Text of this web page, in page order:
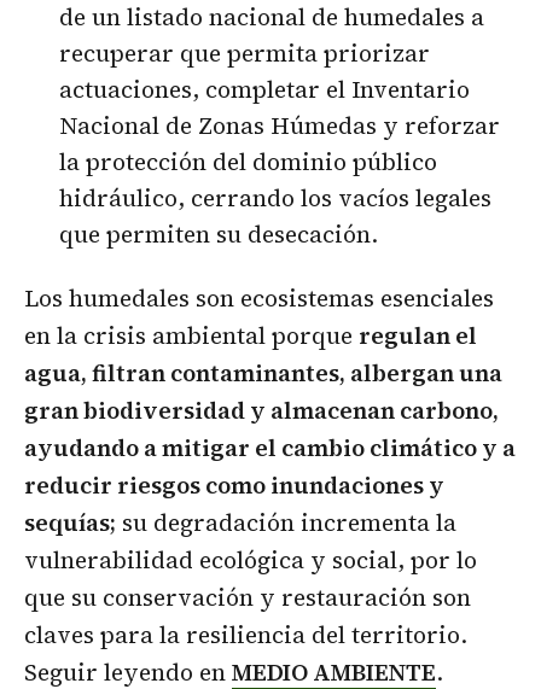
de un listado nacional de humedales a
recuperar que permita priorizar
actuaciones, completar el Inventario
Nacional de Zonas Húmedas y reforzar
la protección del dominio público
hidráulico, cerrando los vacíos legales
que permiten su desecación.
Los humedales son ecosistemas esenciales
en la crisis ambiental porque regulan el
agua, filtran contaminantes, albergan una
gran biodiversidad y almacenan carbono,
ayudando a mitigar el cambio climático y a
reducir riesgos como inundaciones y
sequías; su degradación incrementa la
vulnerabilidad ecológica y social, por lo
que su conservación y restauración son
claves para la resiliencia del territorio.
Seguir leyendo enMEDIO AMBIENTE.